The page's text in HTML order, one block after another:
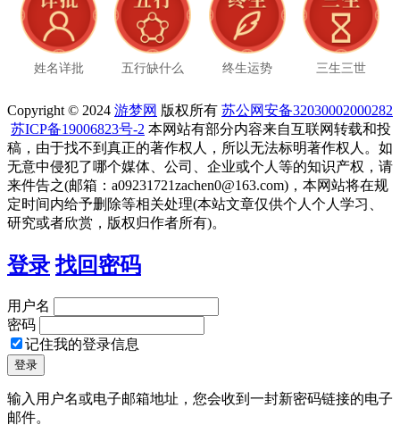
姓名详批 五行缺什么 终生运势 三生三世
Copyright © 2024 游梦网 版权所有 苏公网安备32030002000282
苏ICP备19006823号-2 本网站有部分内容来自互联网转载和投
稿，由于找不到真正的著作权人，所以无法标明著作权人。如
无意中侵犯了哪个媒体、公司、企业或个人等的知识产权，请
来件告之(邮箱：a09231721zachen0@163.com)，本网站将在规
定时间内给予删除等相关处理(本站文章仅供个人个人学习、
研究或者欣赏，版权归作者所有)。
登录 找回密码
用户名
密码
记住我的登录信息
输入用户名或电子邮箱地址，您会收到一封新密码链接的电子
邮件。